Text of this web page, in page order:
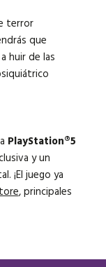
terror
que
huir de las
PlayStation®5
y un
¡El juego ya
, principales